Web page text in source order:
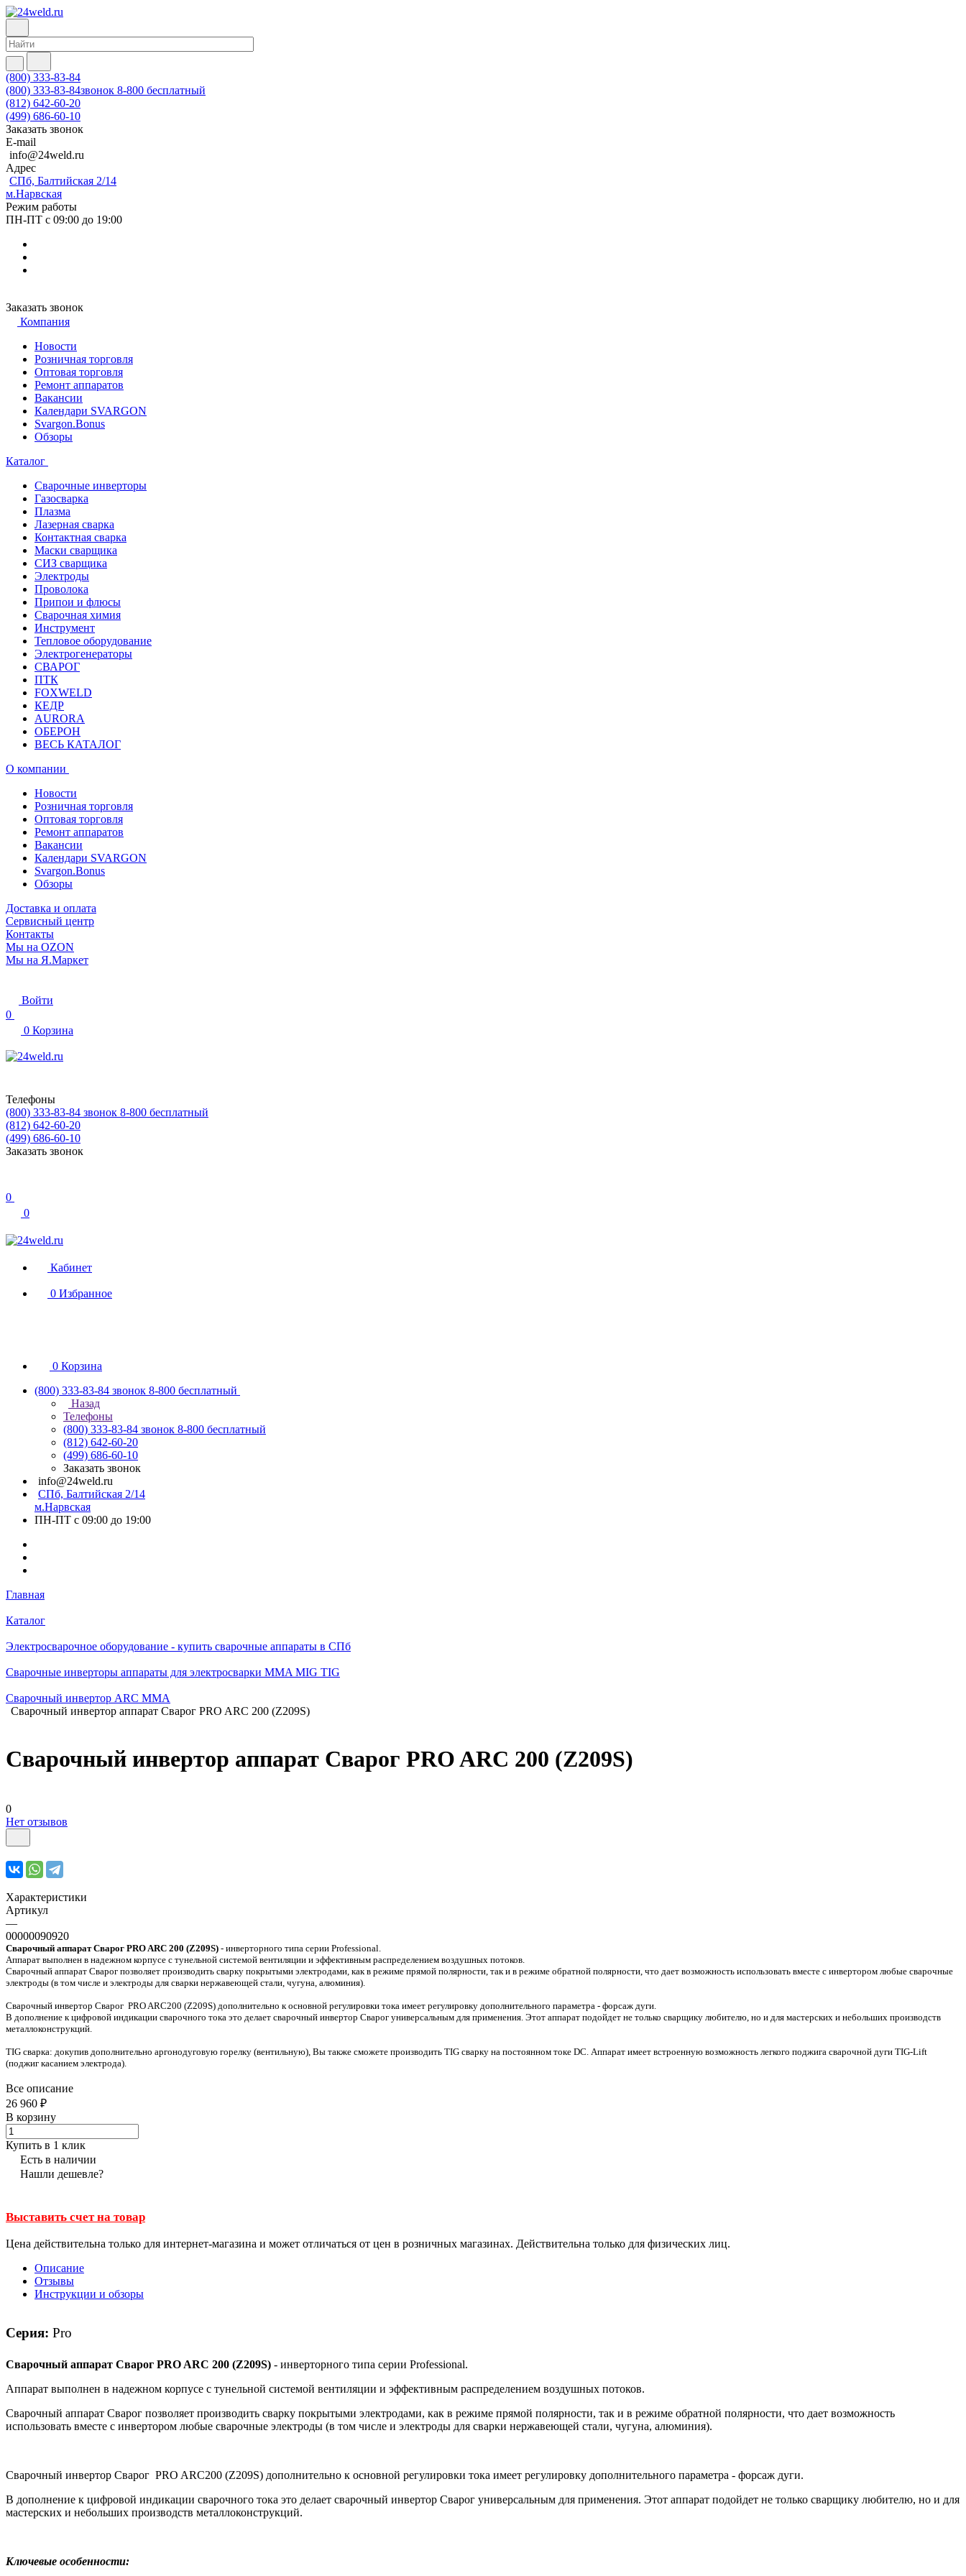
(800) 333-83-84
(800) 333-83-84звонок 8-800 бесплатный
(812) 642-60-20
(499) 686-60-10
Заказать звонок
E-mail
info@24weld.ru
Адрес
СПб, Балтийская 2/14
м.Нарвская
Режим работы
ПН-ПТ с 09:00 до 19:00
Заказать звонок
Компания
Новости
Розничная торговля
Оптовая торговля
Ремонт аппаратов
Вакансии
Календари SVARGON
Svargon.Bonus
Обзоры
Каталог
Сварочные инверторы
Газосварка
Плазма
Лазерная сварка
Контактная сварка
Маски сварщика
СИЗ сварщика
Электроды
Проволока
Припои и флюсы
Сварочная химия
Инструмент
Тепловое оборудование
Электрогенераторы
СВАРОГ
ПТК
FOXWELD
КЕДР
AURORA
ОБЕРОН
ВЕСЬ КАТАЛОГ
О компании
Новости
Розничная торговля
Оптовая торговля
Ремонт аппаратов
Вакансии
Календари SVARGON
Svargon.Bonus
Обзоры
Доставка и оплата
Сервисный центр
Контакты
Мы на OZON
Мы на Я.Маркет
Войти
0
0 Корзина
Телефоны
(800) 333-83-84 звонок 8-800 бесплатный
(812) 642-60-20
(499) 686-60-10
Заказать звонок
0
0
Кабинет
0 Избранное
0 Корзина
(800) 333-83-84 звонок 8-800 бесплатный
Назад
Телефоны
(800) 333-83-84 звонок 8-800 бесплатный
(812) 642-60-20
(499) 686-60-10
Заказать звонок
info@24weld.ru
СПб, Балтийская 2/14
м.Нарвская
ПН-ПТ с 09:00 до 19:00
Главная
Каталог
Электросварочное оборудование - купить сварочные аппараты в СПб
Сварочные инверторы аппараты для электросварки MMA MIG TIG
Сварочный инвертор ARC MMA
Сварочный инвертор аппарат Сварог PRO ARC 200 (Z209S)
Сварочный инвертор аппарат Сварог PRO ARC 200 (Z209S)
0
Нет отзывов
Характеристики
Артикул
—
00000090920
Сварочный аппарат Сварог PRO ARC 200 (Z209S) - инверторного типа серии Professional.
Аппарат выполнен в надежном корпусе с тунельной системой вентиляции и эффективным распределением воздушных потоков.
Сварочный аппарат Сварог позволяет производить сварку покрытыми электродами, как в режиме прямой полярности, так и в режиме обратной полярности, что дает возможность использовать вместе с инвертором любые сварочные
электроды (в том числе и электроды для сварки нержавеющей стали, чугуна, алюминия).
Сварочный инвертор Сварог PRO ARC200 (Z209S) дополнительно к основной регулировки тока имеет регулировку дополнительного параметра - форсаж дуги.
В дополнение к цифровой индикации сварочного тока это делает сварочный инвертор Сварог универсальным для применения. Этот аппарат подойдет не только сварщику любителю, но и для мастерских и небольших производств
металлоконструкций.
TIG сварка: докупив дополнительно аргонодуговую горелку (вентильную), Вы также сможете производить TIG сварку на постоянном токе DC. Аппарат имеет встроенную возможность легкого поджига сварочной дуги TIG-Lift
(поджиг касанием электрода).
Все описание
26 960 ₽
В корзину
Купить в 1 клик
Есть в наличии
Нашли дешевле?
Выставить счет на товар
Цена действительна только для интернет-магазина и может отличаться от цен в розничных магазинах. Действительна только для физических лиц.
Описание
Отзывы
Инструкции и обзоры
Серия: Pro
Сварочный аппарат Сварог PRO ARC 200 (Z209S) - инверторного типа серии Professional.
Аппарат выполнен в надежном корпусе с тунельной системой вентиляции и эффективным распределением воздушных потоков.
Сварочный аппарат Сварог позволяет производить сварку покрытыми электродами, как в режиме прямой полярности, так и в режиме обратной полярности, что дает возможность
использовать вместе с инвертором любые сварочные электроды (в том числе и электроды для сварки нержавеющей стали, чугуна, алюминия).
Сварочный инвертор Сварог PRO ARC200 (Z209S) дополнительно к основной регулировки тока имеет регулировку дополнительного параметра - форсаж дуги.
В дополнение к цифровой индикации сварочного тока это делает сварочный инвертор Сварог универсальным для применения. Этот аппарат подойдет не только сварщику любителю, но и для
мастерских и небольших производств металлоконструкций.
Ключевые особенности: